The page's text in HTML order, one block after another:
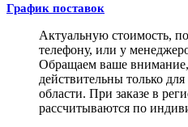
График поставок
Актуальную стоимость,
телефону, или у
Обращаем ваше
действительны только
области. При заказе в
рассчитываются по